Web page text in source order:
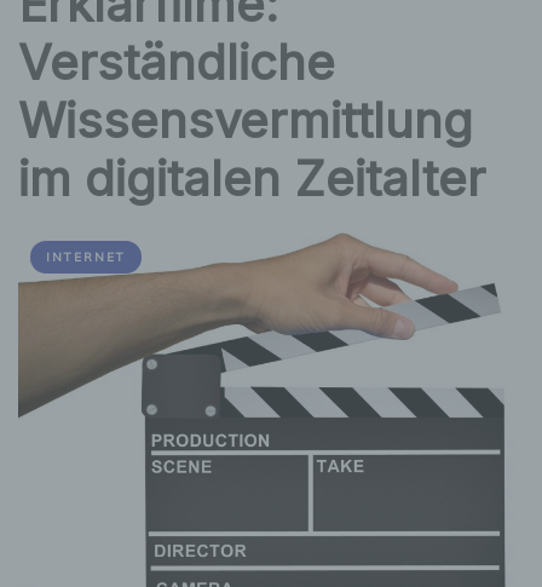
Verständliche
Wissensvermittlung
im digitalen Zeitalter
INTERNET